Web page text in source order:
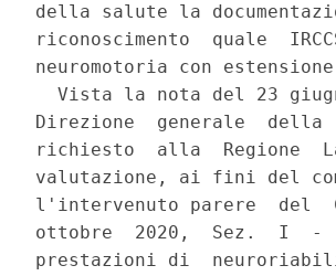
della salute la
riconoscimento  quale
neuromotoria con
Vista la nota del 23
Direzione  generale
richiesto  alla  Regione
valutazione, ai fini del
l'intervenuto parere  del
ottobre  2020,  Sez.  I  -
prestazioni di